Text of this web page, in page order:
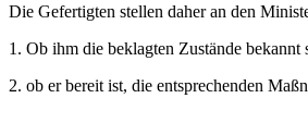
Die Gefertigten stellen daher an den
1. Ob ihm die beklagten Zustände bekannt
2. ob er bereit ist, die entsprechenden